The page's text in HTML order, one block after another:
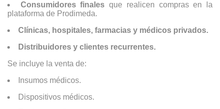
Consumidores finales que realicen compras en la
plataforma de Prodimeda.
Clínicas, hospitales, farmacias y médicos privados.
Distribuidores y clientes recurrentes.
Se incluye la venta de:
Insumos médicos.
Dispositivos médicos.